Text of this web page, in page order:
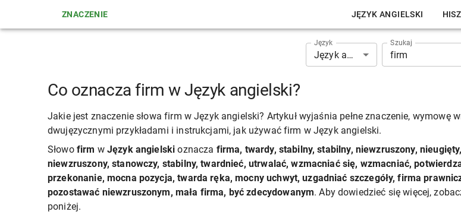
ZNACZENIE JĘZYK ANGIELSKI
Język
Język angielski
Szukaj
Co oznacza firm w Język angielski?
Jakie jest znaczenie słowa firm w Język angielski? Artykuł wyjaśnia pełne znaczenie, wymowę
dwujęzycznymi przykładami i instrukcjami, jak używać firm w Język angielski.
Słowo firm w Język angielski oznacza firma, twardy, stabilny, stabilny, niewzruszony, nieugięty,
niewzruszony, stanowczy, stabilny, twardnieć, utrwalać, wzmacniać się, wzmacniać,
przekonanie, mocna pozycja, twarda ręka, mocny uchwyt, uzgadniać szczegóły, firma
pozostawać niewzruszonym, mała firma, być zdecydowanym. Aby dowiedzieć się więcej,
poniżej.